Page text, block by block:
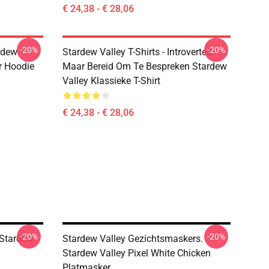
€ 24,38 - € 28,06
Hoodie
-20%
Stardew Valley T-Shirts - Introverted
Maar Bereid Om Te Bespreken Stardew
Valley Klassieke T-Shirt
€ 24,38 - € 28,06
-20%
-20%
Stardew Valley Gezichtsmaskers.
Stardew Valley Pixel White Chicken
-20%